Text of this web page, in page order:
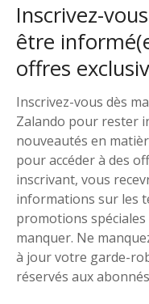
Inscrivez-
être
offres
Inscrivez-vous dès
Zalando pour rester
nouveautés en
pour accéder à des
inscrivant, vous
informations sur les
promotions
manquer. Ne
à jour votre garde-
réservés aux